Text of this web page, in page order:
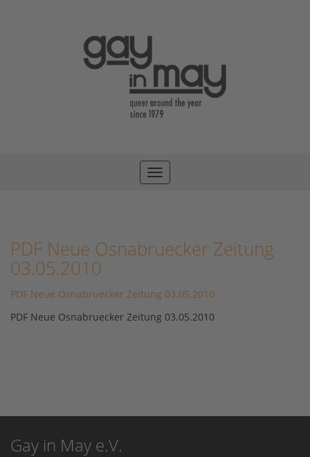
Toggle
PDF Neue Osnabruecker Zeitung
03.05.2010
PDF Neue Osnabruecker Zeitung 03.05.2010
PDF Neue Osnabruecker Zeitung 03.05.2010
Gay in May e.V.